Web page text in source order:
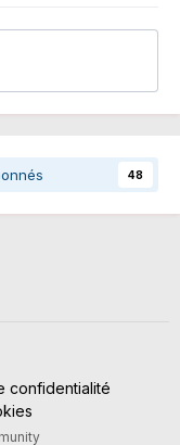
48
confidentialité